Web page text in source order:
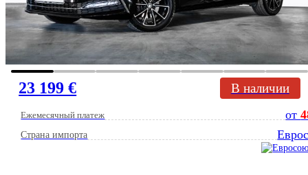
23 199 € В наличии
Ежемесячный платеж от
Страна импорта